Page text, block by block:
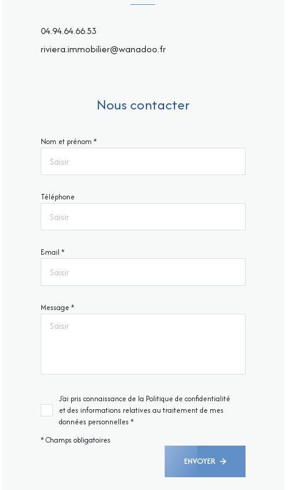
04.94.64.66.53
riviera.immobilier@wanadoo.fr
Nous contacter
Nom et prénom *
Téléphone
E-mail *
Message *
J'ai pris connaissance de la Politique de confidentialité
et des informations relatives au traitement de mes
données personnelles *
* Champs obligatoires
ENVOYER